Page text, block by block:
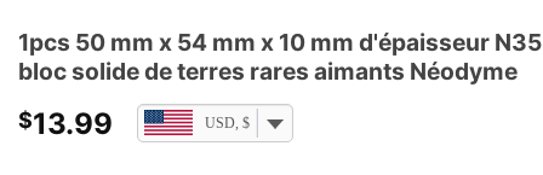
1pcs 50 mm x 54 mm x 10 mm d'épaisseur N35
bloc solide de terres rares aimants Néodyme
$13.99 USD, $